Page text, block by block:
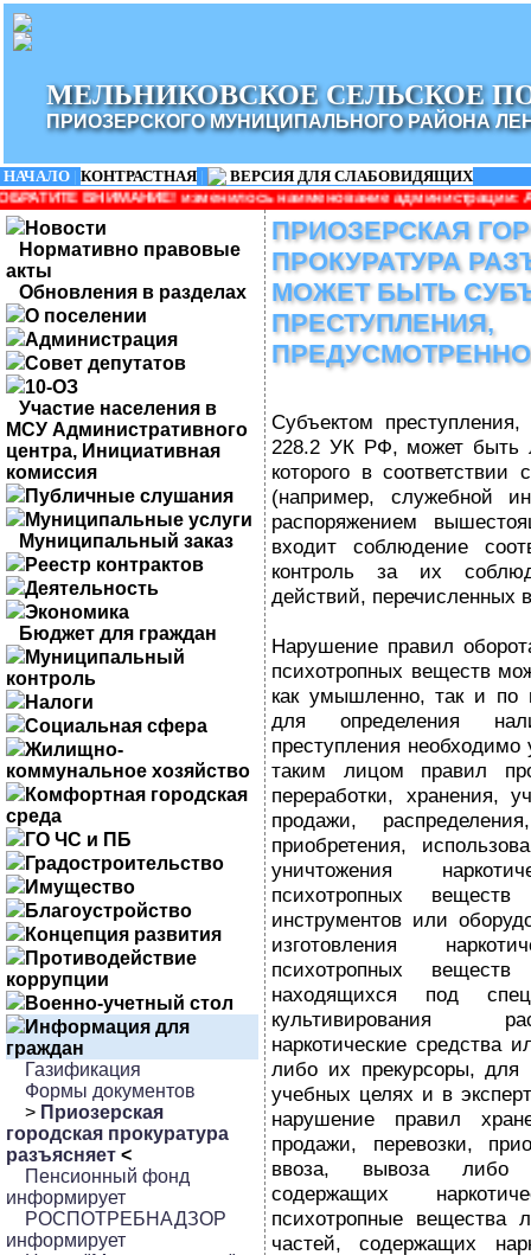
МЕЛЬНИКОВСКОЕ СЕЛЬСКОЕ
ПРИОЗЕРСКОГО МУНИЦИПАЛЬНОГО РАЙОНА
НАЧАЛО | КОНТРАСТНАЯ |
ВЕРСИЯ ДЛЯ СЛАБОВИДЯЩИХ
изменилось наименование администрации: Администрация
Новости
Нормативно правовые
акты
Обновления в разделах
О поселении
Администрация
Совет депутатов
10-ОЗ
Участие населения в
МСУ Административного
центра, Инициативная
комиссия
Публичные слушания
Муниципальные услуги
Муниципальный заказ
Реестр контрактов
Деятельность
Экономика
Бюджет для граждан
Муниципальный
контроль
Налоги
Социальная сфера
Жилищно-
коммунальное хозяйство
Комфортная городская
среда
ГО ЧС и ПБ
Градостроительство
Имущество
Благоустройство
Концепция развития
Противодействие
коррупции
Военно-учетный стол
Информация для
граждан
Газификация
Формы документов
> Приозерская
городская прокуратура
разъясняет <
Пенсионный фонд
информирует
РОСПОТРЕБНАДЗОР
информирует
ПРИОЗЕРСКАЯ
ПРОКУРАТУРА
МОЖЕТ БЫТЬ
ПРЕСТУПЛЕНИЯ,
Субъектом преступления,
228.2 УК РФ, может быть
которого в
(например, служебной
распоряжением
входит соблюдение
контроль за их
действий, перечисленных
Нарушение правил
психотропных веществ
как умышленно, так и по
для определения
преступления
таким лицом правил
переработки, хранения,
продажи,
приобретения,
уничтожения
психотропных
инструментов или
изготовления
психотропных
находящихся под
культивирования
наркотические средства
либо их прекурсоры, для
учебных целях и в
нарушение правил
продажи, перевозки,
ввоза, вывоза либо
содержащих
психотропные вещества
частей, содержащих